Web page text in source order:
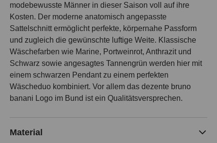
modebewusste Männer in dieser Saison voll auf ihre
Kosten. Der moderne anatomisch angepasste
Sattelschnitt ermöglicht perfekte, körpernahe Passform
und zugleich die gewünschte luftige Weite. Klassische
Wäschefarben wie Marine, Portweinrot, Anthrazit und
Schwarz sowie angesagtes Tannengrün werden hier mit
einem schwarzen Pendant zu einem perfekten
Wäscheduo kombiniert. Vor allem das dezente bruno
banani Logo im Bund ist ein Qualitätsversprechen.
Material